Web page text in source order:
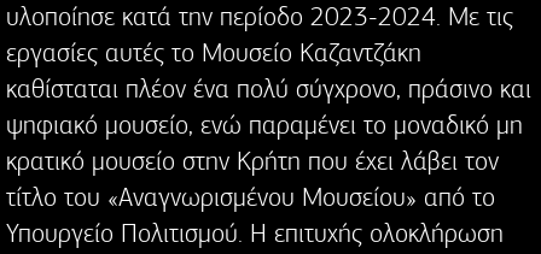
υλοποίησε κατά την περίοδο 2023-2024. Με τις
εργασίες αυτές το Μουσείο Καζαντζάκη
καθίσταται πλέον ένα πολύ σύγχρονο, πράσινο και
ψηφιακό μουσείο, ενώ παραμένει το μοναδικό μη
κρατικό μουσείο στην Κρήτη που έχει λάβει τον
τίτλο του «Αναγνωρισμένου Μουσείου» από το
Υπουργείο Πολιτισμού. Η επιτυχής ολοκλήρωση